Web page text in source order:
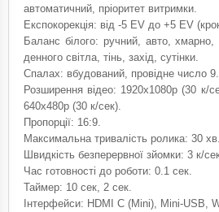
автоматичний, пріоритет витримки.
Експокорекція: від -5 EV до +5 EV
Баланс білого: ручний, авто,
денного світла, тінь, захід, сутінки.
Спалах: вбудований, провідне число
Розширення відео: 1920x1080p (30 к/
640x480p (30 к/сек).
Пропорції: 16:9.
Максимальна тривалість ролика: 30 хв.
Швидкість безперервної зйомки: 3 к/
Час готовності до роботи: 0.1 сек.
Таймер: 10 сек, 2 сек.
Інтерфейси: HDMI C (Mini), Mini-USB,